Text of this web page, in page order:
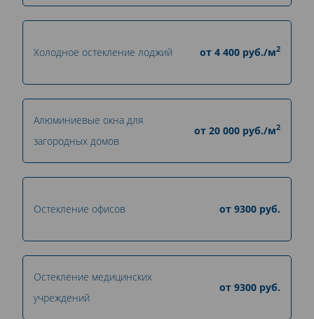
Холодное остекление лоджий от 4 400 руб./м2
Алюминиевые окна для
загородных домов
от 20 000 руб./м2
Остекление офисов от 9300 руб.
Остекление медицинских
учреждений
от 9300 руб.